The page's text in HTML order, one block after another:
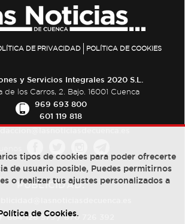
DE PRIVACIDAD POLÍTICA DE COOKIES
y Servicios Integrales 2020 S.L.
de los Carros, 2. Bajo. 16001 Cuenca
969 693 800
601 119 818
PUBLICIDAD:
684 126 573/670 726 392
tipos de cookies para poder ofrecerte
de usuario posible, Puedes permitirnos
o realizar tus ajustes personalizados a
de Cookies.